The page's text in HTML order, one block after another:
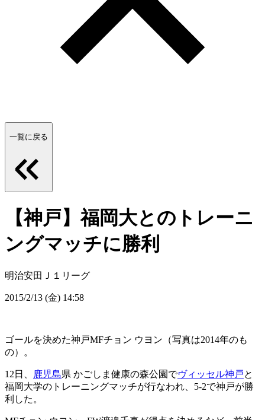
一覧に戻る
【神戸】福岡大とのトレーニ
ングマッチに勝利
明治安田Ｊ１リーグ
2015/2/13 (金) 14:58
ゴールを決めた神戸MFチョン ウヨン（写真は2014年のも
の）。
12日、 鹿児島県 かごしま健康の森公園でヴィッセル神戸と
福岡大学のトレーニングマッチが行なわれ、5-2で神戸が勝
利した。